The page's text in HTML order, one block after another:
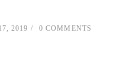
2019 0 COMMENTS